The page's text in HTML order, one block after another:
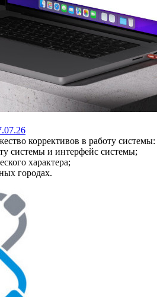
коррективов в работу системы:
системы и интерфейс системы;
характера;
городах.